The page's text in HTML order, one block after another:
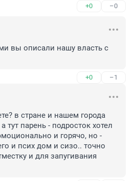
+0 –0
вы описали нашу власть с
+0 –1
в стране и нашем города
тут парень - подросток хотел
и горячо, но -
и псих дом и сизо.. точно
и для запугивания